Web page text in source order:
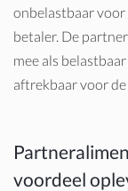
onbelastbaar
betaler. De
mee als
aftrekbaar voor
voordeel